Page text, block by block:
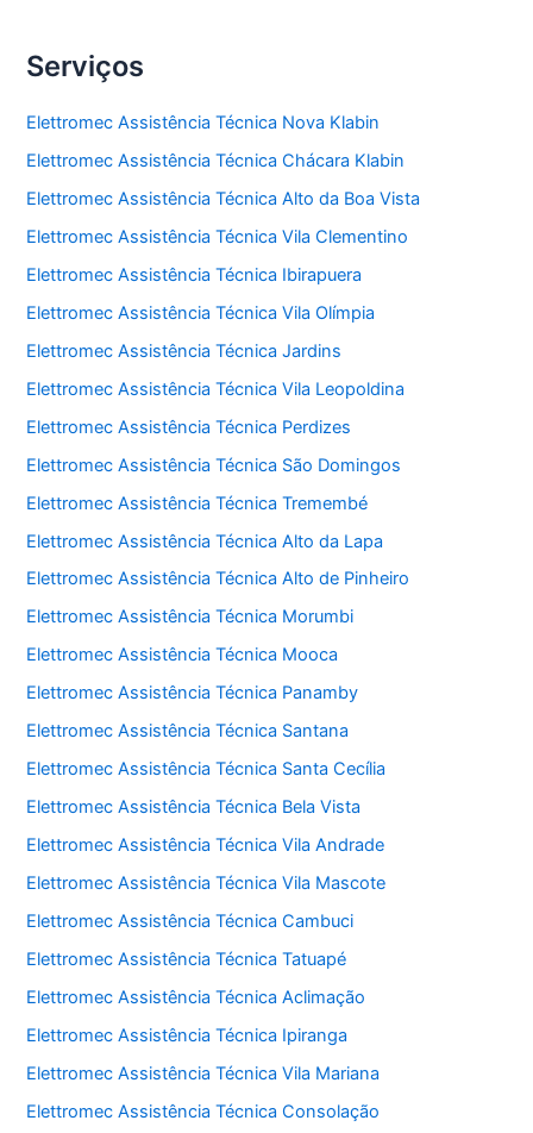
Serviços
Elettromec Assistência Técnica Nova Klabin
Elettromec Assistência Técnica Chácara Klabin
Elettromec Assistência Técnica Alto da Boa Vista
Elettromec Assistência Técnica Vila Clementino
Elettromec Assistência Técnica Ibirapuera
Elettromec Assistência Técnica Vila Olímpia
Elettromec Assistência Técnica Jardins
Elettromec Assistência Técnica Vila Leopoldina
Elettromec Assistência Técnica Perdizes
Elettromec Assistência Técnica São Domingos
Elettromec Assistência Técnica Tremembé
Elettromec Assistência Técnica Alto da Lapa
Elettromec Assistência Técnica Alto de Pinheiro
Elettromec Assistência Técnica Morumbi
Elettromec Assistência Técnica Mooca
Elettromec Assistência Técnica Panamby
Elettromec Assistência Técnica Santana
Elettromec Assistência Técnica Santa Cecília
Elettromec Assistência Técnica Bela Vista
Elettromec Assistência Técnica Vila Andrade
Elettromec Assistência Técnica Vila Mascote
Elettromec Assistência Técnica Cambuci
Elettromec Assistência Técnica Tatuapé
Elettromec Assistência Técnica Aclimação
Elettromec Assistência Técnica Ipiranga
Elettromec Assistência Técnica Vila Mariana
Elettromec Assistência Técnica Consolação